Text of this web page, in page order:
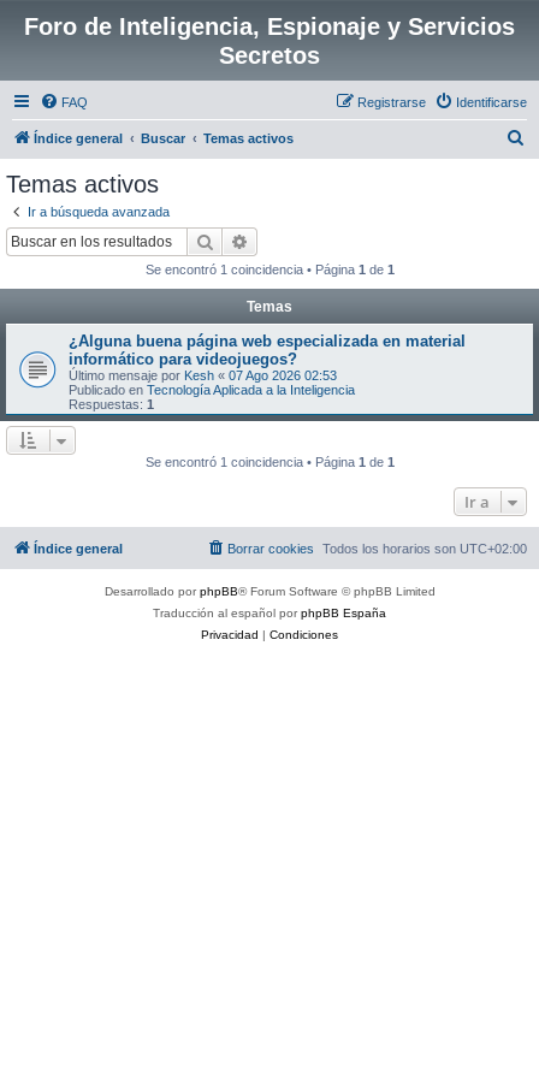
Foro de Inteligencia, Espionaje y Servicios
Secretos
FAQ Identificarse
Registrarse
Índice general Buscar Temas activos
Temas activos
Ir a búsqueda avanzada
Buscar
Se encontró 1 coincidencia • Página 1 de 1
Temas
¿Alguna buena página web especializada en material
informático para videojuegos?
Último mensaje por Kesh « 07 Ago 2026 02:53
Publicado en Tecnología Aplicada a la Inteligencia
Respuestas: 1
Se encontró 1 coincidencia • Página 1 de 1
Ir a
Índice general Todos los horarios son UTC+02:00
Borrar cookies
Desarrollado porphpBB® Forum Software © phpBB Limited
Traducción al español porphpBB España
Privacidad | Condiciones